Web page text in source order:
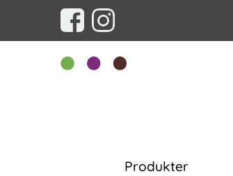
Produkter